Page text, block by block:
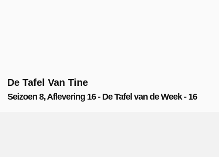
De Tafel Van Tine
Seizoen 8, Aflevering 16 - De Tafel van de Week - 16